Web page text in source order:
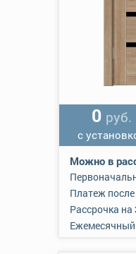
0 руб.
с
Можно в
Платеж
Рассрочка на